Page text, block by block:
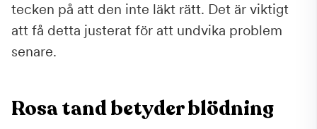
tecken på att den inte läkt rätt. Det är viktigt
att få detta justerat för att undvika problem
senare.
Rosa tand betyder blödning